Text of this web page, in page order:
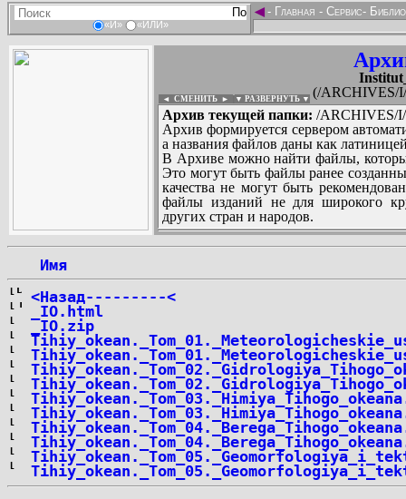
«И» «ИЛИ»
◄- Главная - Сервис-
(/ARCHIVES/
◄ СМЕНИТЬ ► ▼ РАЗВЕРНУТЬ ▼
Архив текущей папки: /ARCHIVES/
Архив формируется сервером
а названия файлов даны как
В Архиве можно найти файлы,
Это могут быть файлы ранее
качества не могут быть
файлы изданий не для широкого
других стран и народов.
Имя
<Назад---------<
_IO.html
_IO.zip